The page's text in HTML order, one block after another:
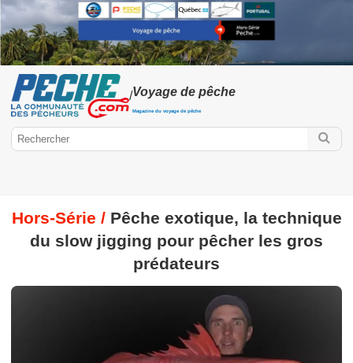
/Voyage de pêche
Magazine du voyage de pêche
Peche.com
Hors-série Hors-série voyage de pêche
Hors-Série / Pêche exotique, la technique
du slow jigging pour pêcher les gros
prédateurs